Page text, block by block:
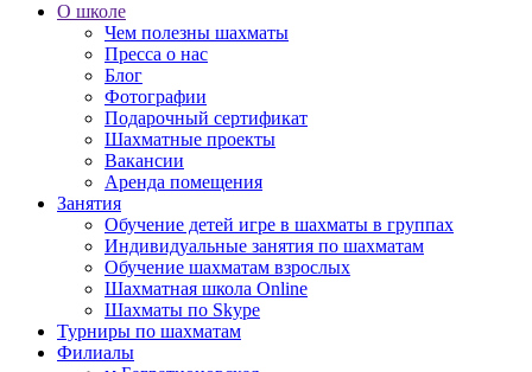
О школе
Чем полезны шахматы
Пресса о нас
Блог
Фотографии
Подарочный сертификат
Шахматные проекты
Вакансии
Аренда помещения
Занятия
Обучение детей игре в шахматы в группах
Индивидуальные занятия по шахматам
Обучение шахматам взрослых
Шахматная школа Online
Шахматы по Skype
Турниры по шахматам
Филиалы